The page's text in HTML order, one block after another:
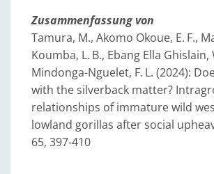
Zusammenfassung von
Tamura, M., Akomo Okoue, E. F.,
Koumba, L. B., Ebang Ella Ghislain,
Mindonga-Nguelet, F. L. (2024):
with the silverback matter?
relationships of immature wild
lowland gorillas after social
65, 397-410